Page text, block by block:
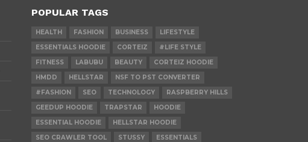
POPULAR TAGS
HEALTH FASHION BUSINESS
LIFESTYLE
ESSENTIALS HOODIE
CORTEIZ
#LIFE STYLE
FITNESS
LABUBU BEAUTY
CORTEIZ HOODIE
HMDD
HELLSTAR
NSF TO PST CONVERTER
#FASHION
SEO TECHNOLOGY
RASPBERRY HILLS
GEEDUP HOODIE
TRAPSTAR
HOODIE
ESSENTIAL HOODIE
HELLSTAR HOODIE
SEO CRAWLER TOOL
STUSSY
ESSENTIALS